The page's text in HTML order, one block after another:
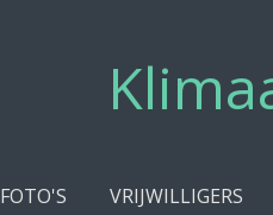
FOTO'S VRIJWILLIGERS